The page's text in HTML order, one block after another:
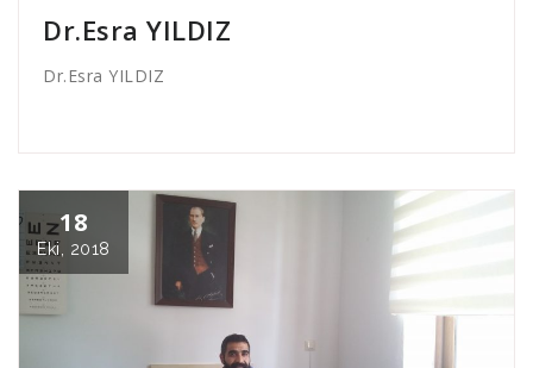
Dr.Esra YILDIZ
Dr.Esra YILDIZ
18
Eki, 2018